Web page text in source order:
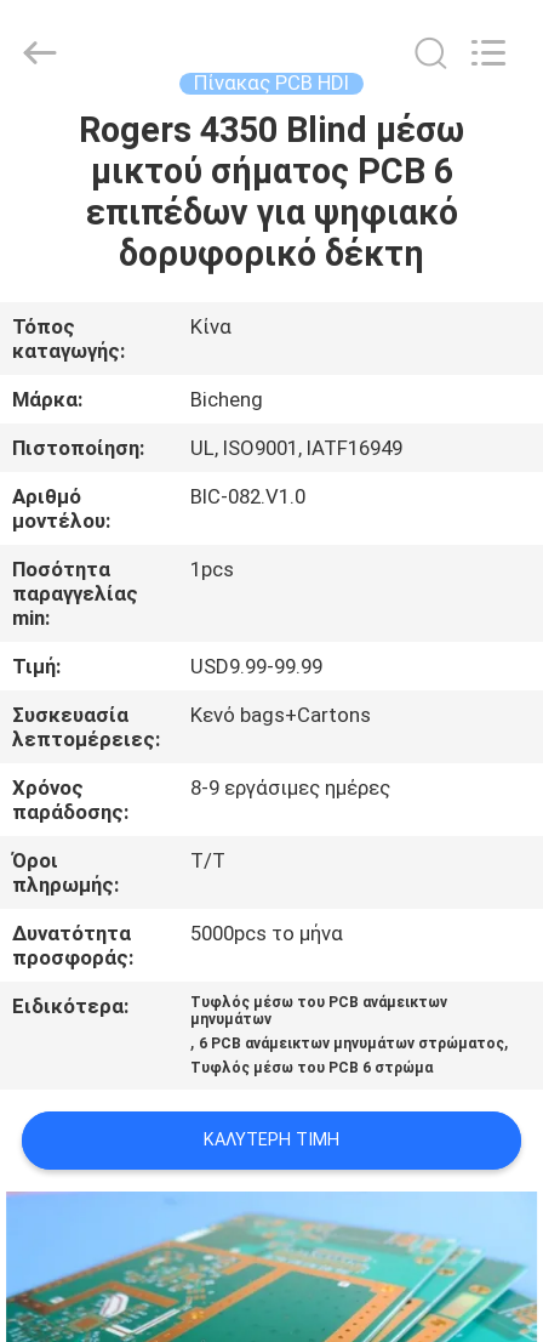
ΣΠΊΤΙ
ΠΡΟΪΌΝΤΑ
ΣΧΕΤΙΚΆ
ΜΕ
ΕΜΆΣ
ΕΠΙΣΚΈΨΕΙΣ
ΣΤΟ
ΕΡΓΟΣΤΆΣΙΟ
ΈΛΕΓΧΟΣ
ΠΟΙΌΤΗΤΑΣ
ΕΠΙΚΟΙΝΩΝΉΣΤΕ
ΜΑΖΊ
ΜΑΣ
ΕΙΔΉΣΕΙΣ
SITEMAP
ΠΟΛΙΤΙΚΉ
ΑΠΟΡΡΉΤΟΥ
Πίνακας PCB HDI
Rogers 4350 Blind μέσω
μικτού σήματος PCB 6
επιπέδων για ψηφιακό
δορυφορικό δέκτη
Τόπος
καταγωγής:
Κίνα
Μάρκα:
Bicheng
Πιστοποίηση:
UL, ISO9001, IATF16949
Αριθμό
μοντέλου:
BIC-082.V1.0
Ποσότητα
παραγγελίας
min:
1pcs
Τιμή:
USD9.99-99.99
Συσκευασία
λεπτομέρειες:
Κενό bags+Cartons
Χρόνος
παράδοσης:
8-9 εργάσιμες ημέρες
Όροι
πληρωμής:
T/T
Δυνατότητα
προσφοράς:
5000pcs το μήνα
Ειδικότερα:
Τυφλός μέσω του PCB ανάμεικτων
μηνυμάτων
, 6 PCB ανάμεικτων μηνυμάτων στρώματος,
Τυφλός μέσω του PCB 6 στρώμα
ΚΑΛΎΤΕΡΗ ΤΙΜΉ